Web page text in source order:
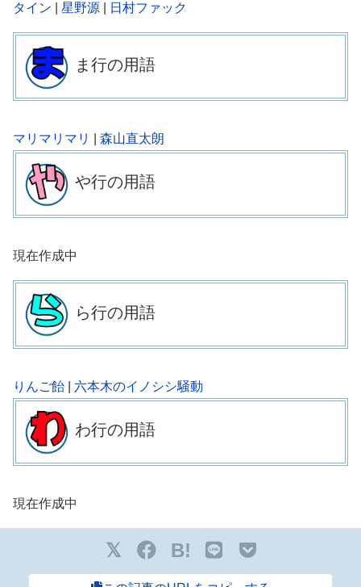
タイン
星野源 日村ファック
ま行の用語
マリマリマリ 森山直太朗
や行の用語
現在作成中
ら行の用語
りんご飴 六本木のイノシシ騒動
わ行の用語
現在作成中
B!